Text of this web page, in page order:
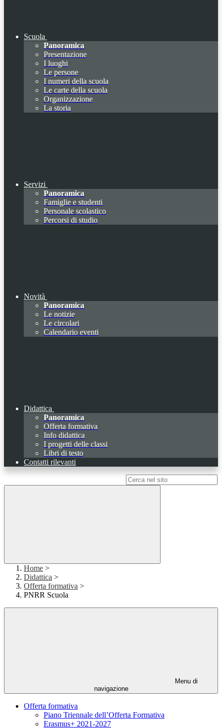
Scuola
Panoramica
Presentazione
I luoghi
Le persone
I numeri della scuola
Le carte della scuola
Organizzazione
La storia
Servizi
Panoramica
Famiglie e studenti
Personale scolastico
Percorsi di studio
Novità
Panoramica
Le notizie
Le circolari
Calendario eventi
Didattica
Panoramica
Offerta formativa
Info didattica
I progetti delle classi
Libri di testo
Contatti rilevanti
Home >
Didattica >
Offerta formativa >
PNRR Scuola
Menu di
navigazione
Offerta formativa
Piano Triennale dell’Offerta Formativa
Erasmus+ 2021-2027